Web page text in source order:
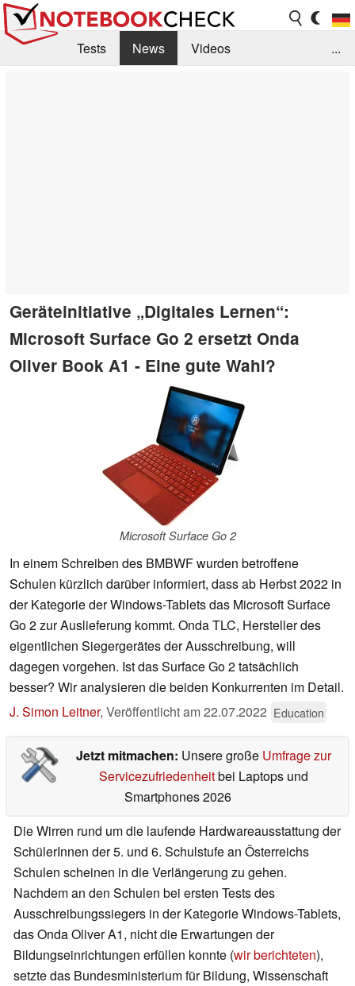
Tests News
Videos
...
Geräteinitiative „Digitales Lernen“:
Microsoft Surface Go 2 ersetzt Onda
Oliver Book A1 - Eine gute Wahl?
Microsoft Surface Go 2
In einem Schreiben des BMBWF wurden betroffene
Schulen kürzlich darüber informiert, dass ab Herbst 2022 in
der Kategorie der Windows-Tablets das Microsoft Surface
Go 2 zur Auslieferung kommt. Onda TLC, Hersteller des
eigentlichen Siegergerätes der Ausschreibung, will
dagegen vorgehen. Ist das Surface Go 2 tatsächlich
besser? Wir analysieren die beiden Konkurrenten im Detail.
J. Simon Leitner, Veröffentlicht am22.07.2022 Education
Jetzt mitmachen: Unsere große Umfrage zur
Servicezufriedenheitbei Laptops und
Smartphones 2026
Die Wirren rund um die laufende Hardwareausstattung der
SchülerInnen der 5. und 6. Schulstufe an Österreichs
Schulen scheinen in die Verlängerung zu gehen.
Nachdem an den Schulen bei ersten Tests des
Ausschreibungssiegers in der Kategorie Windows-Tablets,
das Onda Oliver A1, nicht die Erwartungen der
Bildungseinrichtungen erfüllen konnte (wir berichteten),
setzte das Bundesministerium für Bildung, Wissenschaft